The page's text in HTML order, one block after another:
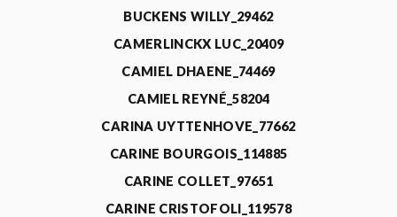
BUCKENS WILLY_29462
CAMERLINCKX LUC_20409
CAMIEL DHAENE_74469
CAMIEL REYNÉ_58204
CARINA UYTTENHOVE_77662
CARINE BOURGOIS_114885
CARINE COLLET_97651
CARINE CRISTOFOLI_119578